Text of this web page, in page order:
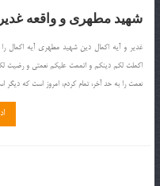
شهید مطهرى و واقعه غدیر
غدیر و آیه اكمال دین شهید مطهرى آیه اكمال را
نعمت را به حد آخر، تمام كردم، امروز است كه دیگر